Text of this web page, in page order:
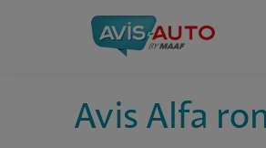
Avis Alfa